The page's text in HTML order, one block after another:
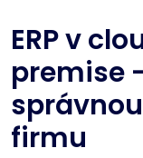
ERP v
premise
firmu